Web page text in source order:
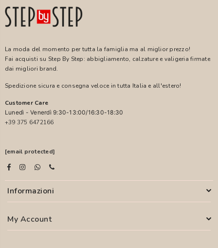
La moda del momento per tutta la famiglia ma al miglior prezzo!
Fai acquisti su Step By Step: abbigliamento, calzature e valigeria firmate
dai migliori brand.
Spedizione sicura e consegna veloce in tutta Italia e all'estero!
Customer Care
Lunedì - Venerdì 9:30-13:00/16:30-18:30
+39 375 6472166
[email protected]
Informazioni
My Account